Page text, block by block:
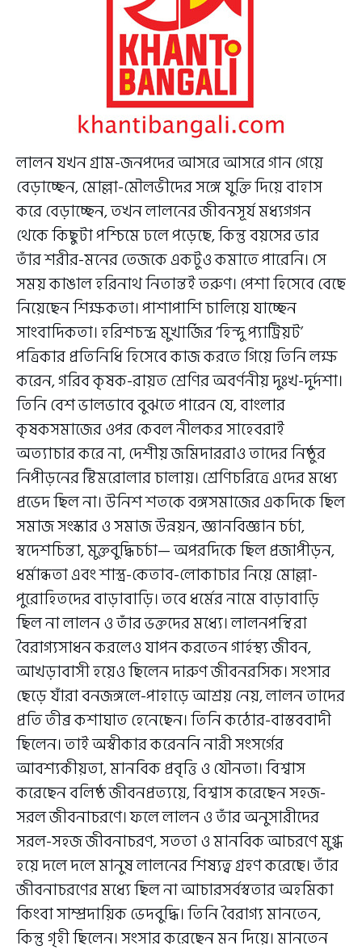
লালন যখন গ্রাম-জনপদের আসরে আসরে গান গেয়ে
বেড়াচ্ছেন, মোল্লা-মৌলভীদের সঙ্গে যুক্তি দিয়ে বাহাস
করে বেড়াচ্ছেন, তখন লালনের জীবনসূর্য মধ্যগগন
থেকে কিছুটা পশ্চিমে ঢলে পড়েছে, কিন্তু বয়সের ভার
তাঁর শরীর-মনের তেজকে একটুও কমাতে পারেনি। সে
সময় কাঙাল হরিনাথ নিতান্তই তরুণ। পেশা হিসেবে বেছে
নিয়েছেন শিক্ষকতা। পাশাপাশি চালিয়ে যাচ্ছেন
সাংবাদিকতা। হরিশচন্দ্র মুখার্জির ‘হিন্দু প্যাট্রিয়ট’
পত্রিকার প্রতিনিধি হিসেবে কাজ করতে গিয়ে তিনি লক্ষ
করেন, গরিব কৃষক-রায়ত শ্রেণির অবর্ণনীয় দুঃখ-দুর্দশা।
তিনি বেশ ভালভাবে বুঝতে পারেন যে, বাংলার
কৃষকসমাজের ওপর কেবল নীলকর সাহেবরাই
অত্যাচার করে না, দেশীয় জমিদাররাও তাদের নিষ্ঠুর
নিপীড়নের স্টিমরোলার চালায়। শ্রেণিচরিত্রে এদের মধ্যে
প্রভেদ ছিল না। উনিশ শতকে বঙ্গসমাজের একদিকে ছিল
সমাজ সংস্কার ও সমাজ উন্নয়ন, জ্ঞানবিজ্ঞান চর্চা,
স্বদেশচিন্তা, মুক্তবুদ্ধিচর্চা— অপরদিকে ছিল প্রজাপীড়ন,
ধর্মান্ধতা এবং শাস্ত্র-কেতাব-লোকাচার নিয়ে মোল্লা-
পুরোহিতদের বাড়াবাড়ি। তবে ধর্মের নামে বাড়াবাড়ি
ছিল না লালন ও তাঁর ভক্তদের মধ্যে। লালনপন্থিরা
বৈরাগ্যসাধন করলেও যাপন করতেন গার্হস্থ্য জীবন,
আখড়াবাসী হয়েও ছিলেন দারুণ জীবনরসিক। সংসার
ছেড়ে যাঁরা বনজঙ্গলে-পাহাড়ে আশ্রয় নেয়, লালন তাদের
প্রতি তীব্র কশাঘাত হেনেছেন। তিনি কঠোর-বাস্তববাদী
ছিলেন। তাই অস্বীকার করেননি নারী সংসর্গের
আবশ্যকীয়তা, মানবিক প্রবৃত্তি ও যৌনতা। বিশ্বাস
করেছেন বলিষ্ঠ জীবনপ্রত্যয়ে, বিশ্বাস করেছেন সহজ-
সরল জীবনাচরণে। ফলে লালন ও তাঁর অনুসারীদের
সরল-সহজ জীবনাচরণ, সততা ও মানবিক আচরণে মুগ্ধ
হয়ে দলে দলে মানুষ লালনের শিষ্যত্ব গ্রহণ করেছে। তাঁর
জীবনাচরণের মধ্যে ছিল না আচারসর্বস্বতার অহমিকা
কিংবা সাম্প্রদায়িক ভেদবুদ্ধি। তিনি বৈরাগ্য মানতেন,
কিন্তু গৃহী ছিলেন। সংসার করেছেন মন দিয়ে। মানতেন